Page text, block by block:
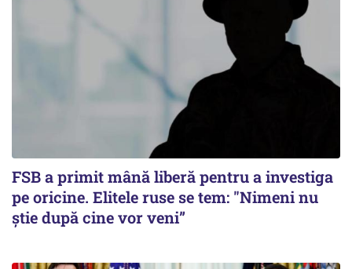
FSB a primit mână liberă pentru a investiga
pe oricine. Elitele ruse se tem: "Nimeni nu
știe după cine vor veni”